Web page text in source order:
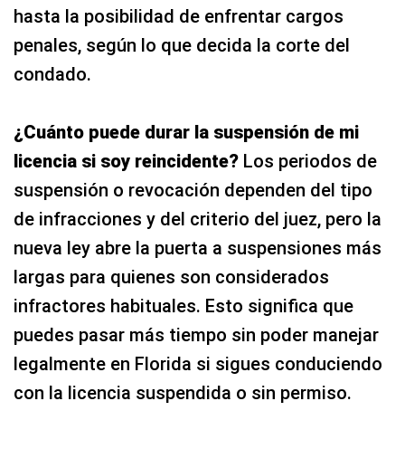
hasta la posibilidad de enfrentar cargos
penales, según lo que decida la corte del
condado.
¿Cuánto puede durar la suspensión de mi
licencia si soy reincidente? Los periodos de
suspensión o revocación dependen del tipo
de infracciones y del criterio del juez, pero la
nueva ley abre la puerta a suspensiones más
largas para quienes son considerados
infractores habituales. Esto significa que
puedes pasar más tiempo sin poder manejar
legalmente en Florida si sigues conduciendo
con la licencia suspendida o sin permiso.